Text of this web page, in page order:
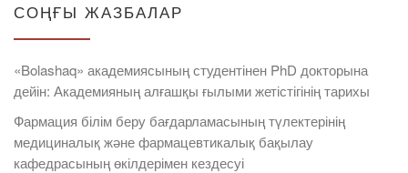
СОҢҒЫ ЖАЗБАЛАР
«Bolashaq» академиясының студентінен PhD докторына
дейін: Академияның алғашқы ғылыми жетістігінің тарихы
Фармация білім беру бағдарламасының түлектерінің
медициналық және фармацевтикалық бақылау
кафедрасының өкілдерімен кездесуі